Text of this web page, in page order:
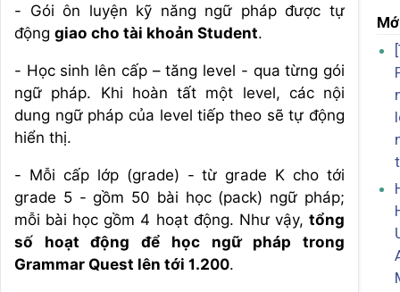
- Gói ôn luyện kỹ năng ngữ pháp được tự
động giao cho tài khoản Student.
- Học sinh lên cấp – tăng level - qua từng gói
ngữ pháp. Khi hoàn tất một level, các nội
dung ngữ pháp của level tiếp theo sẽ tự động
hiển thị.
- Mỗi cấp lớp (grade) - từ grade K cho tới
grade 5 - gồm 50 bài học (pack) ngữ pháp;
mỗi bài học gồm 4 hoạt động. Như vậy, tổng
số hoạt động để học ngữ pháp trong
Grammar Quest lên tới 1.200.